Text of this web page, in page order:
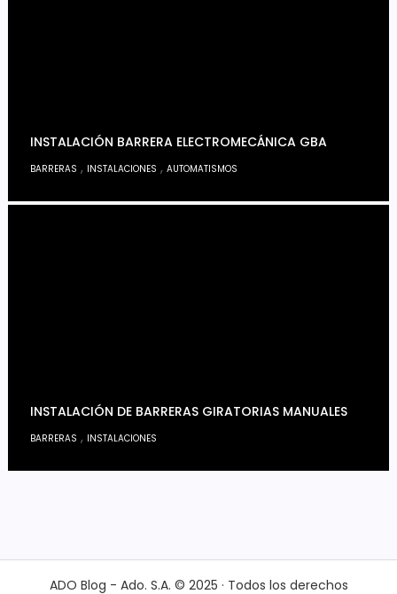
INSTALACIÓN BARRERA ELECTROMECÁNICA GBA
BARRERAS , INSTALACIONES ,AUTOMATISMOS
INSTALACIÓN DE BARRERAS GIRATORIAS MANUALES
BARRERAS , INSTALACIONES
ADO Blog - Ado. S.A. © 2025 · Todos los derechos